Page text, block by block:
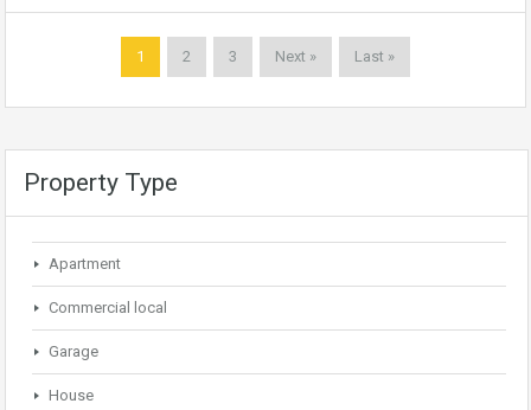
1 2 3 Next » Last »
Property Type
Apartment
Commercial local
Garage
House